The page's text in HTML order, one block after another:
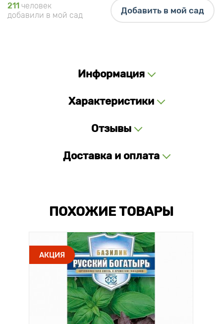
211 человек
добавили в мой сад
Добавить в мой сад
Информация
Характеристики
Отзывы
Доставка и оплата
ПОХОЖИЕ ТОВАРЫ
АКЦИЯ